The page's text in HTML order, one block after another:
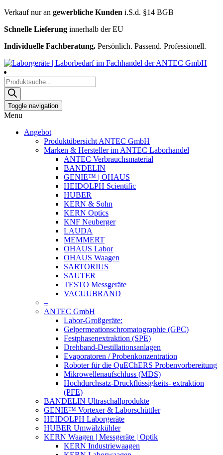
Verkauf nur an gewerbliche Kunden i.S.d. §14 BGB
Schnelle Lieferung innerhalb der EU
Individuelle Fachberatung. Persönlich. Passend. Professionell.
Products
search
Toggle navigation
Menu
Angebot
Produktübersicht ANTEC GmbH
Marken & Hersteller im ANTEC Laborhandel
ANTEC Verbrauchsmaterial
BANDELIN
GENIE™ | OHAUS
HEIDOLPH Scientific
HUBER
KERN & Sohn
KERN Optics
KNF Neuberger
LAUDA
MEMMERT
OHAUS Labor
OHAUS Waagen
SARTORIUS
SAUTER
TESTO Messgeräte
VACUUBRAND
–
ANTEC GmbH
Labor-Großgeräte:
Gelpermeationschromatographie (GPC)
Festphasenextraktion (SPE)
Drehband-Destillationsanlagen
Evaporatoren / Probenkonzentration
Roboter für die QuEChERS Probenvorbereitung
Mikrowellenaufschluss (MDS)
Hochdurchsatz-Druckflüssigkeits- extraktion
(PFE)
BANDELIN Ultraschallprodukte
GENIE™ Vortexer & Laborschüttler
HEIDOLPH Laborgeräte
HUBER Umwälzkühler
KERN Waagen | Messgeräte | Optik
KERN Industriewaagen